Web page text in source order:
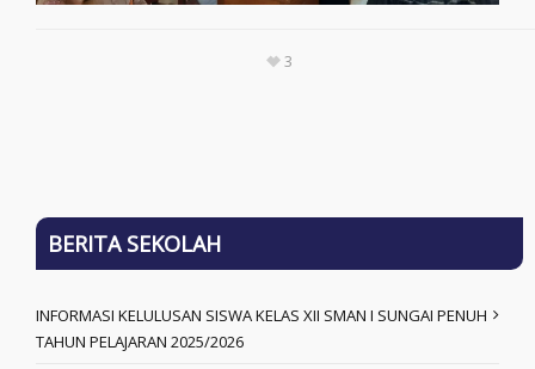
3
BERITA SEKOLAH
INFORMASI KELULUSAN SISWA KELAS XII SMAN I SUNGAI PENUH
TAHUN PELAJARAN 2025/2026